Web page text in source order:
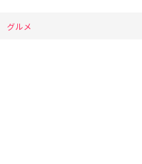
グルメ